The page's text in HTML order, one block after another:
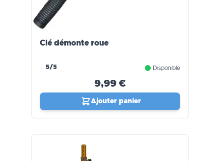
Clé démonte roue
5/5 Disponible
9,99 €
Ajouter panier